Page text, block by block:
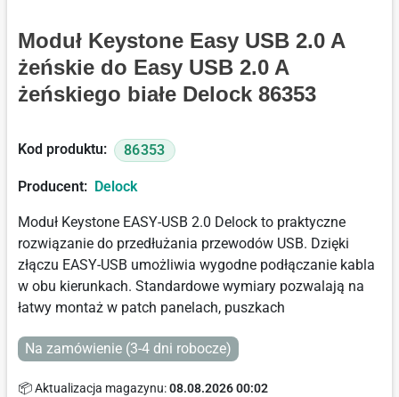
Moduł Keystone Easy USB 2.0 A
żeńskie do Easy USB 2.0 A
żeńskiego białe Delock 86353
Kod produktu: 86353
Producent: Delock
Moduł Keystone EASY-USB 2.0 Delock to praktyczne
rozwiązanie do przedłużania przewodów USB. Dzięki
złączu EASY-USB umożliwia wygodne podłączanie kabla
w obu kierunkach. Standardowe wymiary pozwalają na
łatwy montaż w patch panelach, puszkach
Na zamówienie (3-4 dni robocze)
📦 Aktualizacja magazynu:08.08.2026 00:02